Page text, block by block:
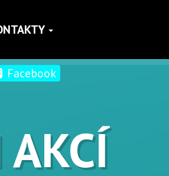
Facebook